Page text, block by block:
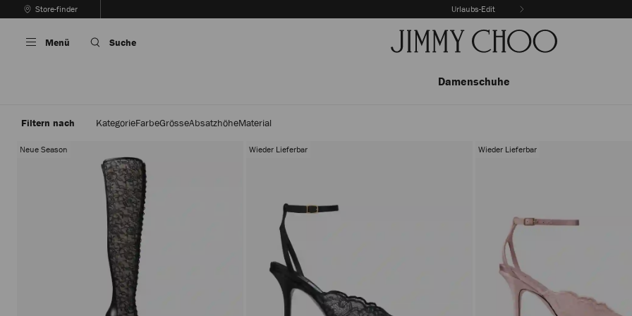
Inhalt
Store-finder Urlaubs-Edit
Beenden
Menü Suche
Damenschuhe
Filtern nach KategorieFarbeGrösseAbsatzhöheMaterial
Neue Season Wieder Lieferbar Wieder Lieferbar